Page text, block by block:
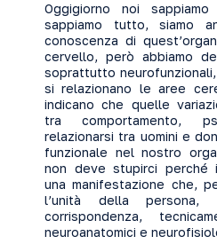
Oggigiorno noi
sappiamo tutto, siamo
conoscenza di
cervello, però abbiamo
soprattutto
si relazionano le aree
indicano che quelle
tra comportamento,
relazionarsi tra uomini e
funzionale nel nostro
non deve stupirci perché
una manifestazione che,
l’unità della persona,
corrispondenza,
neuroanatomici e